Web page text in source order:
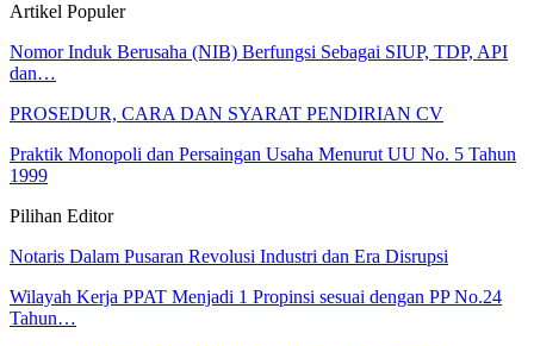
Artikel Populer
Nomor Induk Berusaha (NIB) Berfungsi Sebagai SIUP, TDP, API
dan…
PROSEDUR, CARA DAN SYARAT PENDIRIAN CV
Praktik Monopoli dan Persaingan Usaha Menurut UU No. 5 Tahun
1999
Pilihan Editor
Notaris Dalam Pusaran Revolusi Industri dan Era Disrupsi
Wilayah Kerja PPAT Menjadi 1 Propinsi sesuai dengan PP No.24
Tahun…